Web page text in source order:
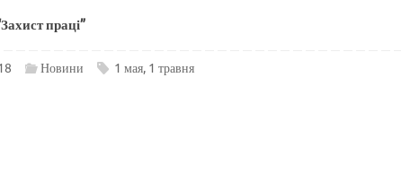
праці”
Новини 1 мая, 1 травня